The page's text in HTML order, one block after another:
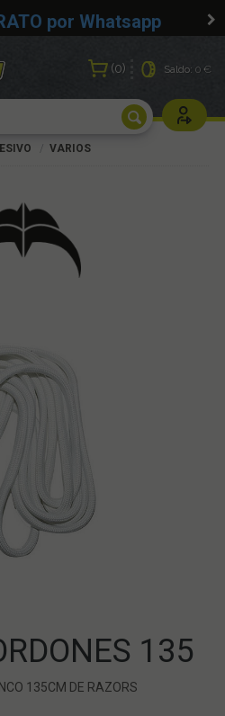
por Whatsapp
0 Saldo:0 €
Usuarios
VARIOS
135
135CM DE RAZORS